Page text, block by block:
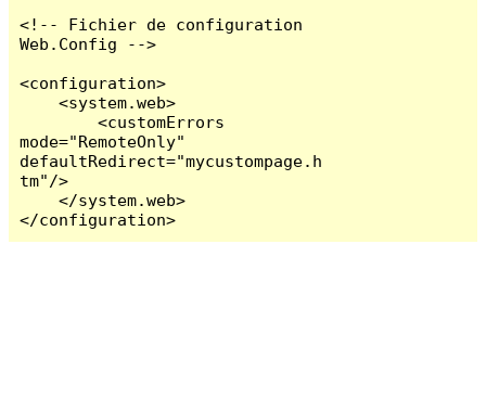
<!-- Fichier de configuration
Web.Config -->
<configuration>
    <system.web>
        <customErrors
mode="RemoteOnly"
defaultRedirect="mycustompage.h
tm"/>
    </system.web>
</configuration>